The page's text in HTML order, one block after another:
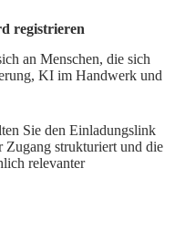
registrieren
an Menschen, die sich
KI im Handwerk und
Sie den Einladungslink
strukturiert und die
relevanter